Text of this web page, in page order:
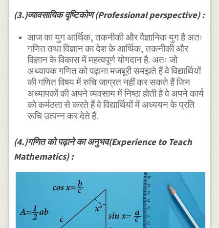
(3.)व्यावसायिक दृष्टिकोण (Professional perspective) :
आज का युग आर्थिक, तकनीकी और वैज्ञानिक युग है अतः
गणित तथा विज्ञान का देश के आर्थिक, तकनीकी और
विज्ञान के विकास में महत्वपूर्ण योगदान है. अतः जो
अथ्यापक गणित को पढ़ाना मजबूरी समझते हैं वे विद्यार्थियों
की गणित विषय में रुचि जाग्रत नहीं कर सकते हैं जिन
अध्यापकों की अपने व्यवसाय में निष्ठा होती है वे अपने कार्य
को कर्मठता से करते हैं वे विद्यार्थियों में अध्ययन के प्रति
रूचि उत्पन्न कर देते हैं.
(4.)गणित को पढ़ाने का अनुभव(Experience to Teach
Mathematics) :